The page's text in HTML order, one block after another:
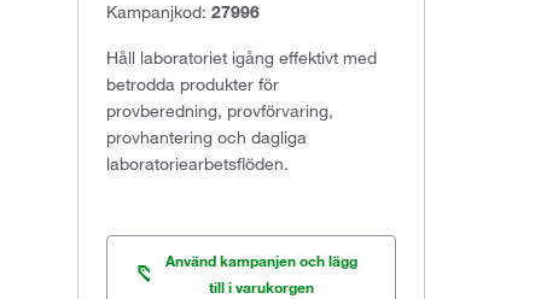
Kampanjkod: 27996
Håll laboratoriet igång effektivt med
betrodda produkter för
provberedning, provförvaring,
provhantering och dagliga
laboratoriearbetsflöden.
Använd kampanjen och lägg
till i varukorgen